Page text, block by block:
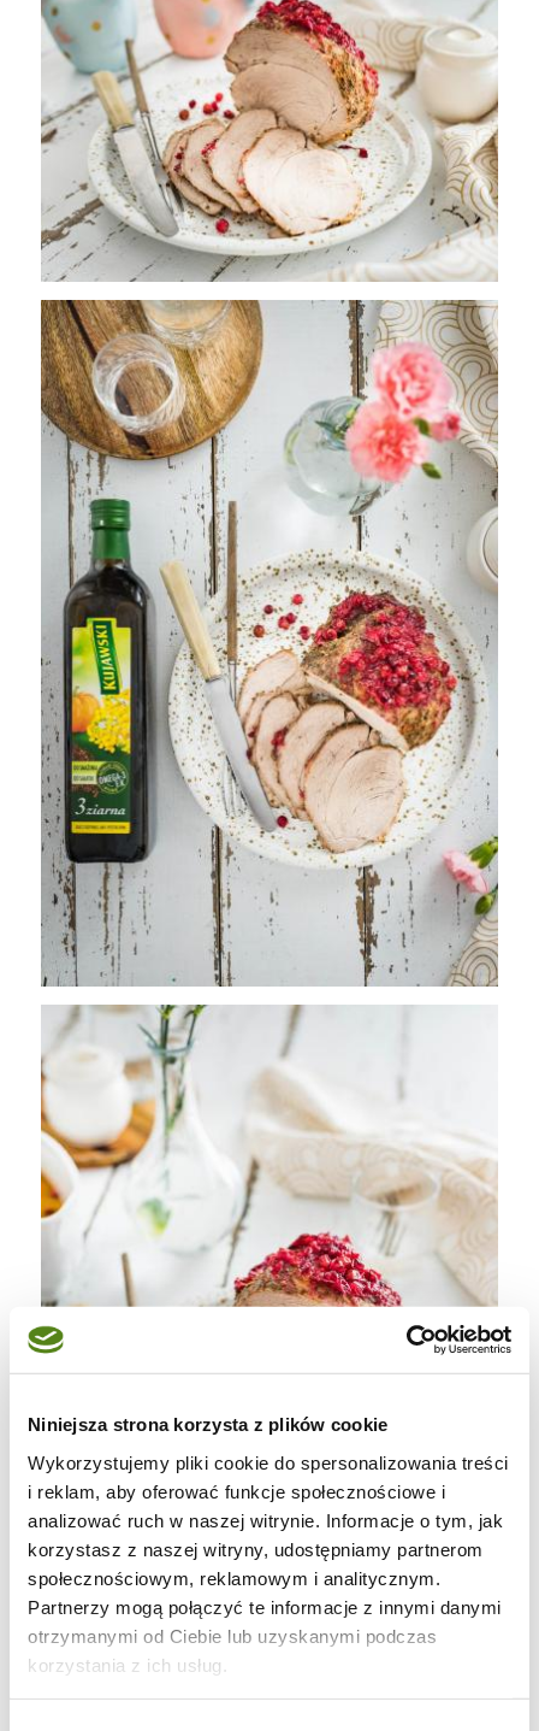
Niniejsza strona korzysta z plików cookie
Wykorzystujemy pliki cookie do spersonalizowania treści
i reklam, aby oferować funkcje społecznościowe i
analizować ruch w naszej witrynie. Informacje o tym, jak
korzystasz z naszej witryny, udostępniamy partnerom
społecznościowym, reklamowym i analitycznym.
Partnerzy mogą połączyć te informacje z innymi danymi
otrzymanymi od Ciebie lub uzyskanymi podczas
korzystania z ich usług.